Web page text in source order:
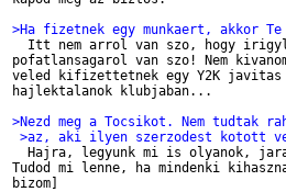
>Ha fizetnek egy munkaert, akkor
Itt nem arrol van szo, hogy
pofatlansagarol van szo! Nem
veled kifizettetnek egy Y2K
hajlektalanok klubjaban...
>Nezd meg a Tocsikot. Nem
>az, aki ilyen szerzodest kotott
Hajra, legyunk mi is olyanok,
Tudod mi lenne, ha mindenki
bizom]